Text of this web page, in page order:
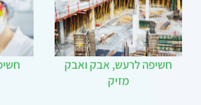
חשיפה לרעש, אבק ואבק
מזיק